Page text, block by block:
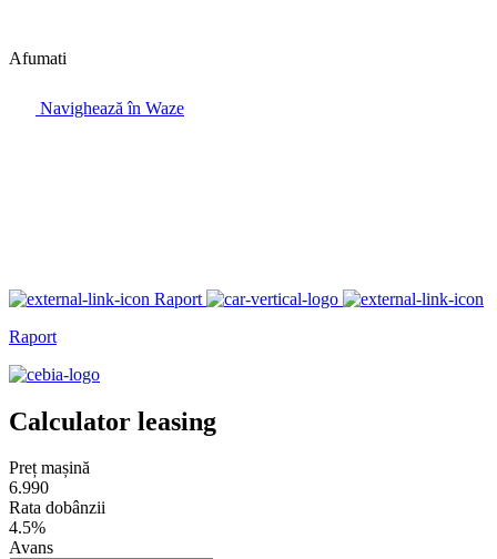
Afumati
Navighează în Waze
Raport
Raport
Calculator leasing
Preț mașină
6.990
Rata dobânzii
4.5%
Avans